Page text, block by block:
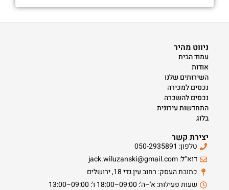
ניווט מהיר
עמוד הבית
אודות
השירותים שלנו
נכסים למכירה
נכסים להשכרה
התחדשות עירונית
בלוג
יצירת קשר
טלפון: 050-2935891
דוא"ל: jack.wiluzanski@gmail.com
כתובת העסק: רחוב עין גדי 18, ירושלים
שעות פעילות: א'–ה': 09:00–18:00 ו': 09:00–13:00